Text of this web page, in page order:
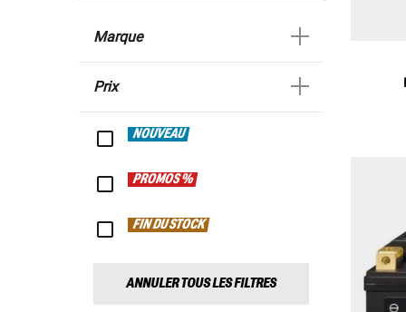
Marque
Prix
NOUVEAU
PROMOS %
FIN DU STOCK
ANNULER TOUS LES FILTRES